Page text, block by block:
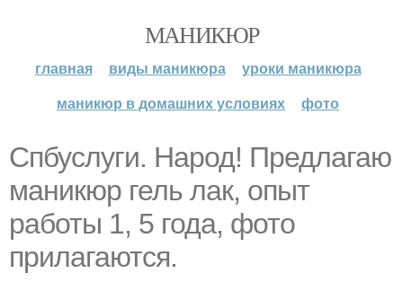
МАНИКЮР
главная виды маникюра
уроки маникюра
маникюр в домашних условиях
фото
Спбуслуги. Народ! Предлагаю
маникюр гель лак, опыт
работы 1, 5 года, фото
прилагаются.